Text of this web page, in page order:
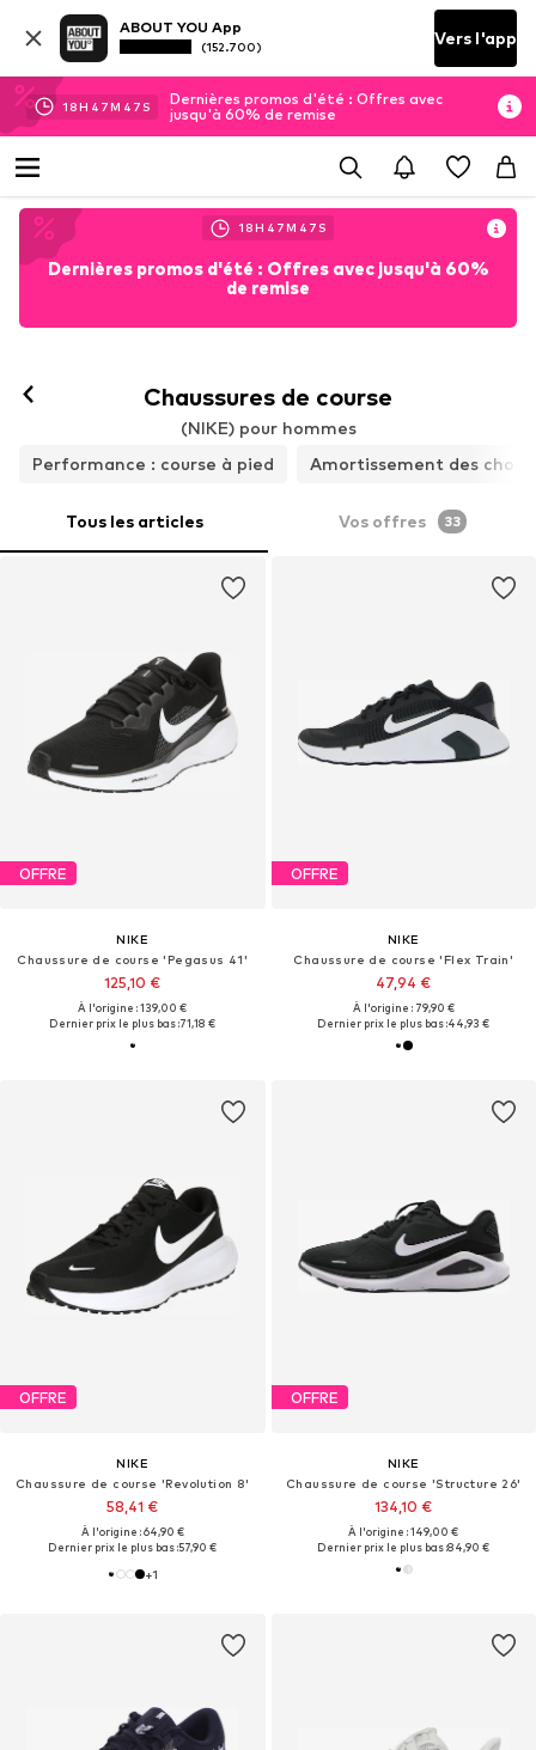
ABOUT YOU App
(152.700) Vers l'app
18H 47M 46 S
Dernières promos d'été : Offres avec
jusqu'à 60% de remise
18H 47M 46 S
Dernières promos d'été : Offres avec jusqu'à 60%
de remise
Chaussures de course
(NIKE) pour hommes
Performance : course à pied
Amortissement des chocs
Tous les articles Vos offres 33
OFFRE
NIKE
Chaussure de course 'Pegasus 41'
125,10 €
À l'origine : 139,00 €
Dernier prix le plus bas :71,18 €
OFFRE
NIKE
Chaussure de course 'Flex Train'
47,94 €
À l'origine : 79,90 €
Dernier prix le plus bas :44,93 €
OFFRE
NIKE
Chaussure de course 'Revolution 8'
58,41 €
À l'origine : 64,90 €
Dernier prix le plus bas :57,90 €
+1
OFFRE
NIKE
Chaussure de course 'Structure 26'
134,10 €
À l'origine : 149,00 €
Dernier prix le plus bas :84,90 €